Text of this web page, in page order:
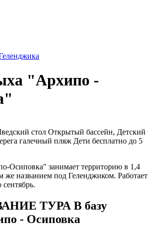
"Архипо -
стол Открытый бассейн, Детский
галечный пляж Дети бесплатно до 5
Осиповка" занимает территорию в 1,4
же названием под Геленджиком. Работает
ТУРА В базу
- Осиповка